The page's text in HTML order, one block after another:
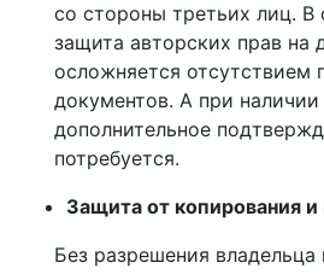
со стороны третьих лиц. В
защита авторских прав на
осложняется
документов. А при наличии
дополнительное
потребуется.
Защита от копирования и
Без разрешения владельца